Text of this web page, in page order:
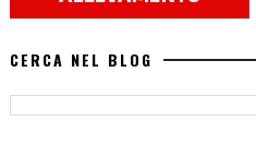
CERCA NEL BLOG